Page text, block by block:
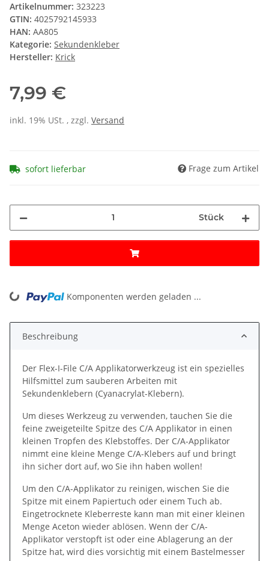
Artikelnummer: 323223
GTIN: 4025792145933
HAN: AA805
Kategorie: Sekundenkleber
Hersteller: Krick
7,99 €
inkl. 19% USt. , zzgl. Versand
sofort lieferbar Frage zum Artikel
Stück
Komponenten werden geladen ...
Beschreibung
Der Flex-I-File C/A Applikatorwerkzeug ist ein spezielles
Hilfsmittel zum sauberen Arbeiten mit
Sekundenklebern (Cyanacrylat-Klebern).
Um dieses Werkzeug zu verwenden, tauchen Sie die
feine zweigeteilte Spitze des C/A Applikator in einen
kleinen Tropfen des Klebstoffes. Der C/A-Applikator
nimmt eine kleine Menge C/A-Klebers auf und bringt
ihn sicher dort auf, wo Sie ihn haben wollen!
Um den C/A-Applikator zu reinigen, wischen Sie die
Spitze mit einem Papiertuch oder einem Tuch ab.
Eingetrocknete Kleberreste kann man mit einer kleinen
Menge Aceton wieder ablösen. Wenn der C/A-
Applikator verstopft ist oder eine Ablagerung an der
Spitze hat, wird dies vorsichtig mit einem Bastelmesser